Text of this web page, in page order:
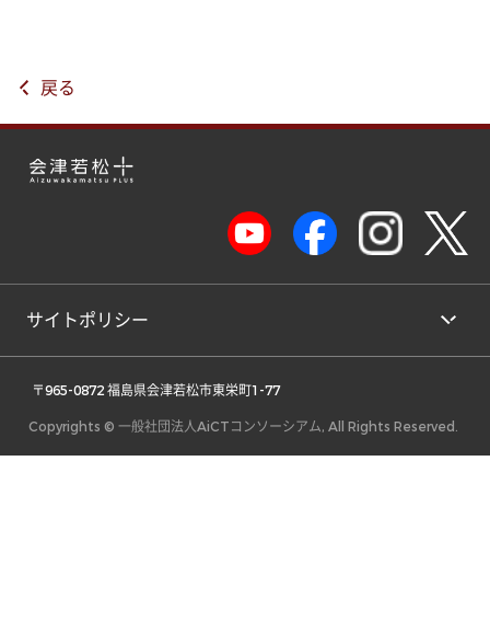
戻る
サイトポリシー
〒965-0872 福島県会津若松市東栄町1-77
Copyrights © 一般社団法人AiCTコンソーシアム, All Rights Reserved.